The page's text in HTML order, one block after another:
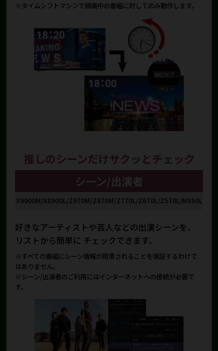
※タイムシフトマシンで録画中の番組に対してのみ動作します。
推しのシーンだけサクッとチェック
シーン/出演者
X9900M/X8900L/Z970M/Z870M/Z770L/Z670L/Z570L/M550L
好きなアーティストや芸人などの出演シーンを、
リストから簡単に チェックできます。
※すべての番組にシーン情報が用意されることを保証するわけで
はありません。
※シーン/出演者のご利用にはインターネットへの接続が必要で
す。